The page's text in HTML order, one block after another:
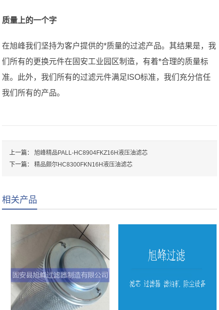
质量上的一个字
在旭峰我们坚持为客户提供的*质量的过滤产品。其结果是，我
们所有的更换元件在固安工业园区制造，有着*合理的质量标
准。此外，我们所有的过滤元件满足ISO标准，我们充分信任
我们所有的产品。
上一篇：旭峰精品PALL-HC8904FKZ16H液压油滤芯
下一篇：精品颇尔HC8300FKN16H液压油滤芯
相关产品